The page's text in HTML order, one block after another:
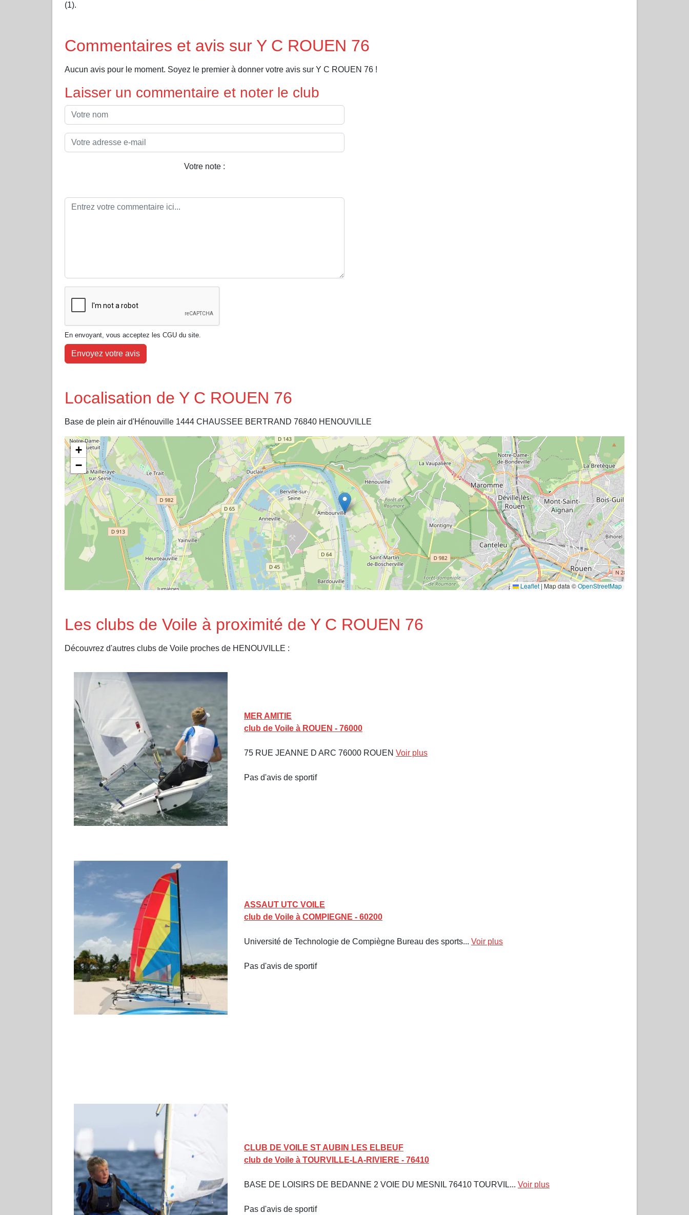
(1).
Commentaires et avis sur Y C ROUEN 76
Aucun avis pour le moment. Soyez le premier à donner votre avis sur Y C ROUEN 76 !
Laisser un commentaire et noter le club
Votre note :
En envoyant, vous acceptez les CGU du site.
Envoyez votre avis
Localisation de Y C ROUEN 76
Base de plein air d'Hénouville 1444 CHAUSSEE BERTRAND 76840 HENOUVILLE
+
−
Leaflet | Map data ©OpenStreetMap
Les clubs de Voile à proximité de Y C ROUEN 76
Découvrez d'autres clubs de Voile proches de HENOUVILLE :
MER AMITIE
club de Voile à ROUEN - 76000
75 RUE JEANNE D ARC 76000 ROUEN Voir plus
Pas d'avis de sportif
ASSAUT UTC VOILE
club de Voile à COMPIEGNE - 60200
Université de Technologie de Compiègne Bureau des sports... Voir plus
Pas d'avis de sportif
CLUB DE VOILE ST AUBIN LES ELBEUF
club de Voile à TOURVILLE-LA-RIVIERE - 76410
BASE DE LOISIRS DE BEDANNE 2 VOIE DU MESNIL 76410 TOURVIL... Voir plus
Pas d'avis de sportif